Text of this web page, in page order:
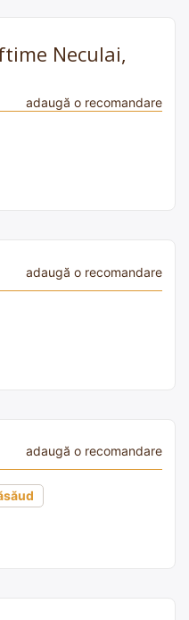
Neculai,
adaugă o recomandare
adaugă o recomandare
adaugă o recomandare